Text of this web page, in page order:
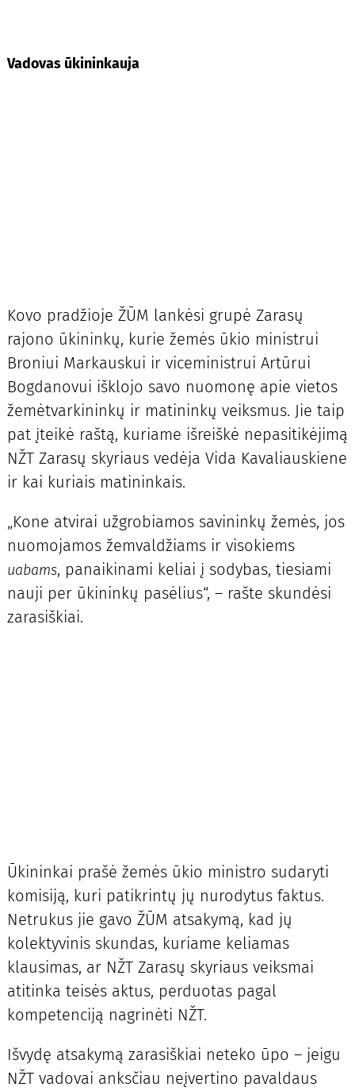
Vadovas ūkininkauja
Kovo pradžioje ŽŪM lankėsi grupė Zarasų
rajono ūkininkų, kurie žemės ūkio ministrui
Broniui Markauskui ir viceministrui Artūrui
Bogdanovui išklojo savo nuomonę apie vietos
žemėtvarkininkų ir matininkų veiksmus. Jie taip
pat įteikė raštą, kuriame išreiškė nepasitikėjimą
NŽT Zarasų skyriaus vedėja Vida Kavaliauskiene
ir kai kuriais matininkais.
„Kone atvirai užgrobiamos savininkų žemės, jos
nuomojamos žemvaldžiams ir visokiems
uabams, panaikinami keliai į sodybas, tiesiami
nauji per ūkininkų pasėlius“, – rašte skundėsi
zarasiškiai.
Ūkininkai prašė žemės ūkio ministro sudaryti
komisiją, kuri patikrintų jų nurodytus faktus.
Netrukus jie gavo ŽŪM atsakymą, kad jų
kolektyvinis skundas, kuriame keliamas
klausimas, ar NŽT Zarasų skyriaus veiksmai
atitinka teisės aktus, perduotas pagal
kompetenciją nagrinėti NŽT.
Išvydę atsakymą zarasiškiai neteko ūpo – jeigu
NŽT vadovai anksčiau neįvertino pavaldaus